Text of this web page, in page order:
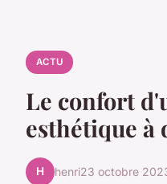
ACTU
Le confort
esthétique à
H henri23 octobre